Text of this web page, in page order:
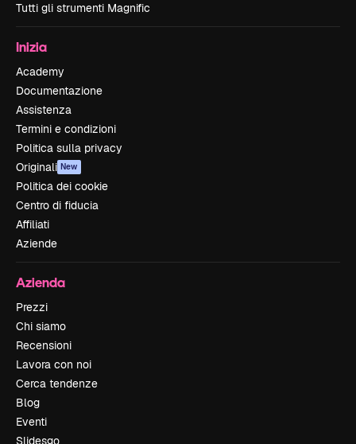
Tutti gli strumenti Magnific
Inizia
Academy
Documentazione
Assistenza
Termini e condizioni
Politica sulla privacy
Originali New
Politica dei cookie
Centro di fiducia
Affiliati
Aziende
Azienda
Prezzi
Chi siamo
Recensioni
Lavora con noi
Cerca tendenze
Blog
Eventi
Slidesgo